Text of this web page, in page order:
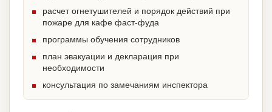
расчет огнетушителей и порядок действий при
пожаре для кафе фаст-фуда
программы обучения сотрудников
план эвакуации и декларация при
необходимости
консультация по замечаниям инспектора